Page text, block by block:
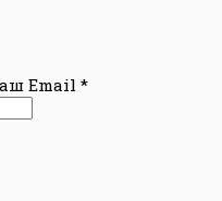
Email*